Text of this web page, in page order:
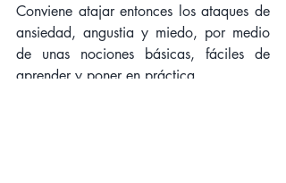
Conviene atajar entonces los ataques de
ansiedad, angustia y miedo, por medio
de unas nociones básicas, fáciles de
aprender y poner en práctica.